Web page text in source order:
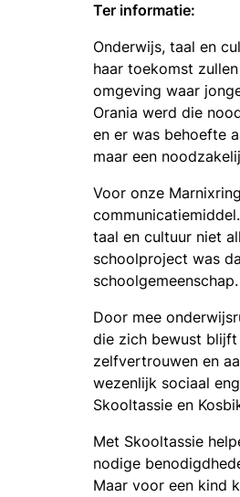
Ter informatie:
Onderwijs, taal en
haar toekomst
omgeving waar
Orania werd die
en er was behoefte
maar een
Voor onze
taal en cultuur niet
schoolproject was
schoolgemeenschap.
Door mee
die zich bewust blijft
zelfvertrouwen en
wezenlijk sociaal
Skooltassie en
Met Skooltassie
nodige
Maar voor een kind